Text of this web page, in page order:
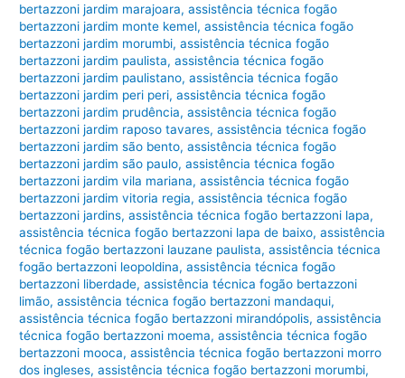
bertazzoni jardim marajoara,assistência técnica fogão
bertazzoni jardim monte kemel,assistência técnica fogão
bertazzoni jardim morumbi,assistência técnica fogão
bertazzoni jardim paulista,assistência técnica fogão
bertazzoni jardim paulistano,assistência técnica fogão
bertazzoni jardim peri peri,assistência técnica fogão
bertazzoni jardim prudência,assistência técnica fogão
bertazzoni jardim raposo tavares,assistência técnica fogão
bertazzoni jardim são bento,assistência técnica fogão
bertazzoni jardim são paulo,assistência técnica fogão
bertazzoni jardim vila mariana,assistência técnica fogão
bertazzoni jardim vitoria regia,assistência técnica fogão
bertazzoni jardins,assistência técnica fogão bertazzoni lapa,
assistência técnica fogão bertazzoni lapa de baixo,assistência
técnica fogão bertazzoni lauzane paulista,assistência técnica
fogão bertazzoni leopoldina,assistência técnica fogão
bertazzoni liberdade,assistência técnica fogão bertazzoni
limão,assistência técnica fogão bertazzoni mandaqui,
assistência técnica fogão bertazzoni mirandópolis,assistência
técnica fogão bertazzoni moema,assistência técnica fogão
bertazzoni mooca,assistência técnica fogão bertazzoni morro
dos ingleses,assistência técnica fogão bertazzoni morumbi,